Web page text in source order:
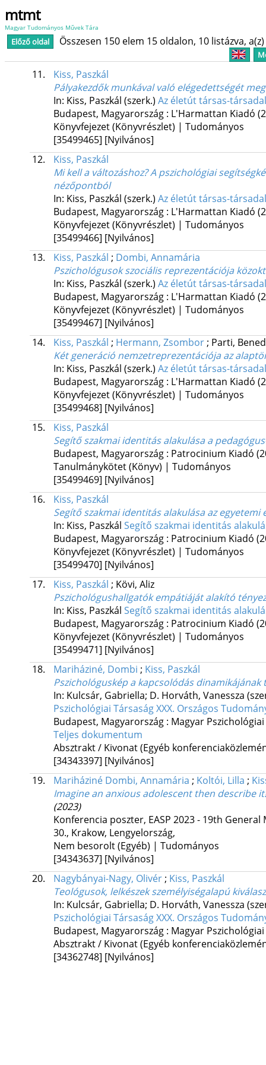
mtmt
Magyar Tudományos Művek Tára
Előző oldal Összesen 150 elem 15 oldalon, 10 listázva,
11.
Kiss, Paszkál
Pályakezdők munkával való elégedettségét
In: Kiss, Paszkál (szerk.) Az életút társas-
Budapest, Magyarország : L'Harmattan Kiadó
Könyvfejezet (Könyvrészlet) | Tudományos
[35499465] [Nyilvános]
12.
Kiss, Paszkál
Mi kell a változáshoz? A pszichológiai
nézőpontból
In: Kiss, Paszkál (szerk.) Az életút társas-
Budapest, Magyarország : L'Harmattan Kiadó
Könyvfejezet (Könyvrészlet) | Tudományos
[35499466] [Nyilvános]
13.
Kiss, Paszkál ; Dombi, Annamária
Pszichológusok szociális reprezentációja
In: Kiss, Paszkál (szerk.) Az életút társas-
Budapest, Magyarország : L'Harmattan Kiadó
Könyvfejezet (Könyvrészlet) | Tudományos
[35499467] [Nyilvános]
14.
Kiss, Paszkál ; Hermann, Zsombor; Parti,
Két generáció nemzetreprezentációja az
In: Kiss, Paszkál (szerk.) Az életút társas-
Budapest, Magyarország : L'Harmattan Kiadó
Könyvfejezet (Könyvrészlet) | Tudományos
[35499468] [Nyilvános]
15.
Kiss, Paszkál
Segítő szakmai identitás alakulása a
Budapest, Magyarország : Patrocinium Kiadó
Tanulmánykötet (Könyv) | Tudományos
[35499469] [Nyilvános]
16.
Kiss, Paszkál
Segítő szakmai identitás alakulása az egyetemi
In: Kiss, Paszkál Segítő szakmai identitás
Budapest, Magyarország : Patrocinium Kiadó
Könyvfejezet (Könyvrészlet) | Tudományos
[35499470] [Nyilvános]
17.
Kiss, Paszkál ; Kövi, Aliz
Pszichológushallgatók empátiáját alakító
In: Kiss, Paszkál Segítő szakmai identitás
Budapest, Magyarország : Patrocinium Kiadó
Könyvfejezet (Könyvrészlet) | Tudományos
[35499471] [Nyilvános]
18.
Mariháziné, Dombi ; Kiss, Paszkál
Pszichológuskép a kapcsolódás dinamikájának
In: Kulcsár, Gabriella; D. Horváth, Vanessza
Pszichológiai Társaság XXX. Országos
Budapest, Magyarország : Magyar
Teljes dokumentum
Absztrakt / Kivonat (Egyéb
[34343397] [Nyilvános]
19.
Mariháziné Dombi, Annamária ; Koltói, Lilla ;
Imagine an anxious adolescent then describe
(2023)
Konferencia poszter, EASP 2023 - 19th
30., Krakow, Lengyelország,
Nem besorolt (Egyéb) | Tudományos
[34343637] [Nyilvános]
20.
Nagybányai-Nagy, Olivér; Kiss, Paszkál
Teológusok, lelkészek személyiségalapú
In: Kulcsár, Gabriella; D. Horváth, Vanessza
Pszichológiai Társaság XXX. Országos
Budapest, Magyarország : Magyar
Absztrakt / Kivonat (Egyéb
[34362748] [Nyilvános]